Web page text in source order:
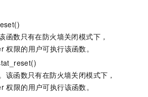
函数只有在防火墙关闭模式下，
权限的用户可执行该函数。
该函数只有在防火墙关闭模式下，
权限的用户可执行该函数。